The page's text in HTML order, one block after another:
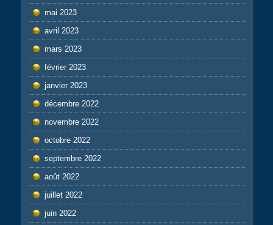
mai 2023
avril 2023
mars 2023
février 2023
janvier 2023
décembre 2022
novembre 2022
octobre 2022
septembre 2022
août 2022
juillet 2022
juin 2022